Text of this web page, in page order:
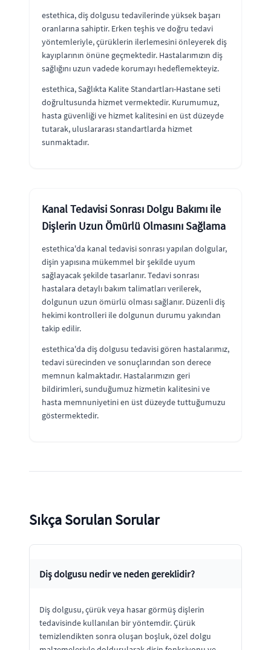
estethica, diş dolgusu tedavilerinde yüksek başarı
oranlarına sahiptir. Erken teşhis ve doğru tedavi
yöntemleriyle, çürüklerin ilerlemesini önleyerek diş
kayıplarının önüne geçmektedir. Hastalarımızın diş
sağlığını uzun vadede korumayı hedeflemekteyiz.
estethica, Sağlıkta Kalite Standartları-Hastane seti
doğrultusunda hizmet vermektedir. Kurumumuz,
hasta güvenliği ve hizmet kalitesini en üst düzeyde
tutarak, uluslararası standartlarda hizmet
sunmaktadır.
Kanal Tedavisi Sonrası Dolgu Bakımı ile
Dişlerin Uzun Ömürlü Olmasını Sağlama
estethica'da kanal tedavisi sonrası yapılan dolgular,
dişin yapısına mükemmel bir şekilde uyum
sağlayacak şekilde tasarlanır. Tedavi sonrası
hastalara detaylı bakım talimatları verilerek,
dolgunun uzun ömürlü olması sağlanır. Düzenli diş
hekimi kontrolleri ile dolgunun durumu yakından
takip edilir.
estethica'da diş dolgusu tedavisi gören hastalarımız,
tedavi sürecinden ve sonuçlarından son derece
memnun kalmaktadır. Hastalarımızın geri
bildirimleri, sunduğumuz hizmetin kalitesini ve
hasta memnuniyetini en üst düzeyde tuttuğumuzu
göstermektedir.
Sıkça Sorulan Sorular
Diş dolgusu nedir ve neden gereklidir?
Diş dolgusu, çürük veya hasar görmüş dişlerin
tedavisinde kullanılan bir yöntemdir. Çürük
temizlendikten sonra oluşan boşluk, özel dolgu